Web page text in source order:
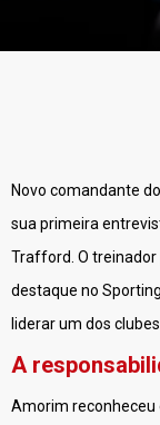
Novo comandante
sua primeira
Trafford. O treinador
destaque no
liderar um dos
A
Amorim reconheceu